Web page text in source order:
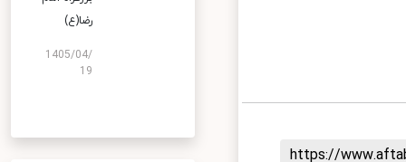
https://
رضا(ع)
1405/04/
19